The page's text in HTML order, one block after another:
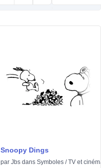
Snoopy Dings
par Jbs dans Symboles /TV et